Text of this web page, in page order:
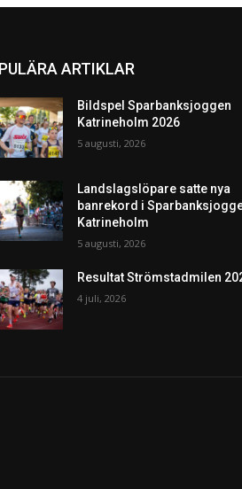
ARTIKLAR
Bildspel Sparbanksjoggen
Katrineholm 2026
5 augusti, 2026
Landslagslöpare satte nya
banrekord i
Katrineholm
5 augusti, 2026
Resultat Strömstadmilen
4 juli, 2026